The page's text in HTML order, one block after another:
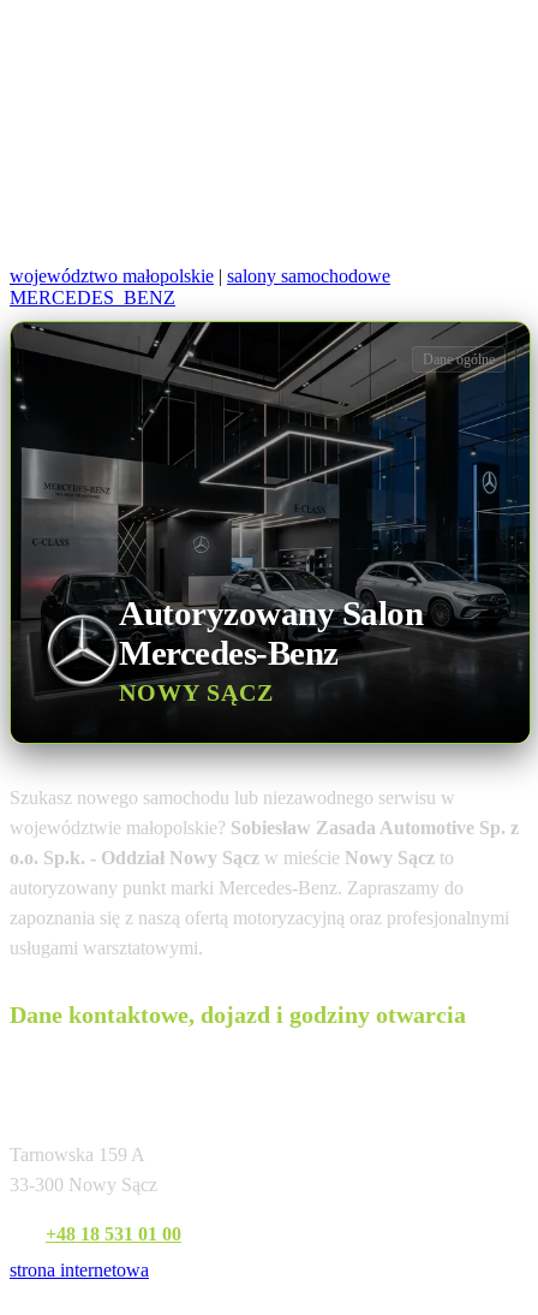
województwo małopolskie | salony samochodowe
MERCEDES_BENZ
Autoryzowany Salon
Mercedes-Benz
NOWY SĄCZ
Dane ogólne
Szukasz nowego samochodu lub niezawodnego serwisu w
województwie małopolskie? Sobiesław Zasada Automotive Sp. z
o.o. Sp.k. - Oddział Nowy Sącz w mieście Nowy Sącz to
autoryzowany punkt marki Mercedes-Benz. Zapraszamy do
zapoznania się z naszą ofertą motoryzacyjną oraz profesjonalnymi
usługami warsztatowymi.
Dane kontaktowe, dojazd i godziny otwarcia
Tarnowska 159 A
33-300 Nowy Sącz
+48 18 531 01 00
strona internetowa